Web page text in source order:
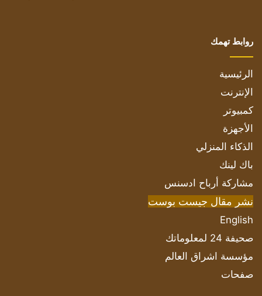
روابط تهمك
الرئيسية
الإنترنت
كمبيوتر
الأجهزة
الذكاء المنزلي
باك لينك
مشاركة أرباح ادسنس
نشر مقال جيست بوست
English
صحيفة 24 لمعلوماتك
مؤسسة اشراق العالم
صفحات